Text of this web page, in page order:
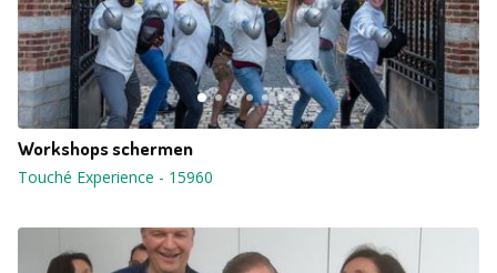
Workshops schermen
Touché Experience - 15960